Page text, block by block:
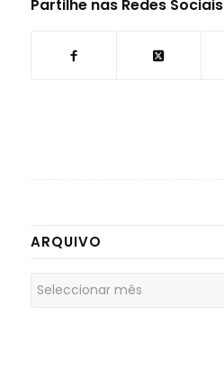
Partilhe nas Redes Sociais
ARQUIVO